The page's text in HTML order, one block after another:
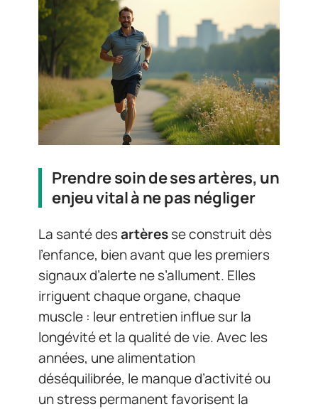
Prendre soin de ses artères, un
enjeu vital à ne pas négliger
La santé desartèresse construit dès
l’enfance, bien avant que les premiers
signaux d’alerte ne s’allument. Elles
irriguent chaque organe, chaque
muscle : leur entretien influe sur la
longévité et la qualité de vie. Avec les
années, une alimentation
déséquilibrée, le manque d’activité ou
un stress permanent favorisent la